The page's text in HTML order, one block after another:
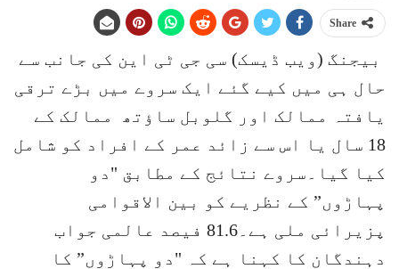
Share
بیجنگ (ویب ڈیسک) سی جی ٹی این کی جانب سے
حال ہی میں کیے گئے ایک سروے میں بڑے ترقی
یافتہ ممالک اور گلوبل ساؤتھ ممالک کے
18 سال یا اس سے زائد عمر کے افراد کو شامل
کیا گیا۔سروے نتائج کے مطابق "دو
پہاڑوں” کے نظریے کو بین الاقوامی
پزیرائی ملی ہے۔81.6 فیصد عالمی جواب
دہندگان کا کہنا ہے کہ "دو پہاڑوں” کا